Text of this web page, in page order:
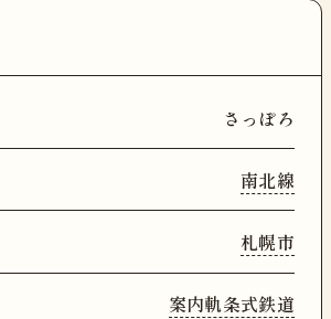
さっぽろ
南北線
札幌市
案内軌条式鉄道